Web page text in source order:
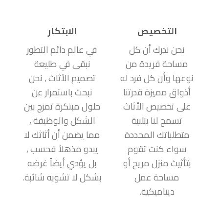
التخصيص
نحن ندرك أن كل
مساحة فريدة من
نوعها وأن كل فرد له
أذواق مميزة قدرتنا
على تخصيص الأثاث
تسمح لنا بتلبية
متطلباتك المحددة
سواء كنت تقوم
بتأثيث منزل مريح أو
مساحة عمل
ديناميكية.
الابتكار
في عالم دائم التطور
نبقى في طليعة
تصميم الأثاث , نحن
نبحث باستمرار عن
حلول مبتكرة تمزج بين
الشكل والوظيفة ,
مما يضمن أن أثاثك لا
يبدو مذهلاُ فحسب ,
بل يؤدي أيضاً غرضه
بشكل لا تشوبه شائبة.